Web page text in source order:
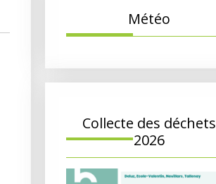
Météo
Collecte des déchets
2026